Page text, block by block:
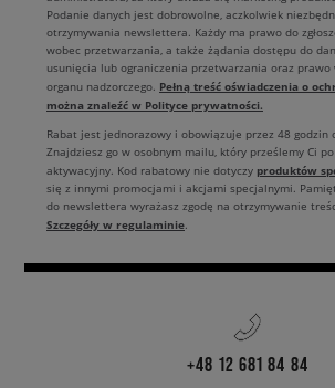
Podanie danych jest dobrowolne, aczkolwiek
otrzymywania newslettera. Każdy ma prawo do
wobec przetwarzania, a także żądania dostępu do
usunięcia lub ograniczenia przetwarzania oraz
organu nadzorczego. Pełną treść oświadczenia o
można znaleźć w Polityce prywatności.
Rabat jest jednorazowy i obowiązuje przez 48 godzin
Znajdziesz go w osobnym mailu, który prześlemy Ci
aktywacyjny. Kod rabatowy nie dotyczy produktów
się z innymi promocjami i akcjami specjalnymi.
do newslettera wyrażasz zgodę na otrzymywanie
Szczegóły w regulaminie.
+48 12 681 84 84